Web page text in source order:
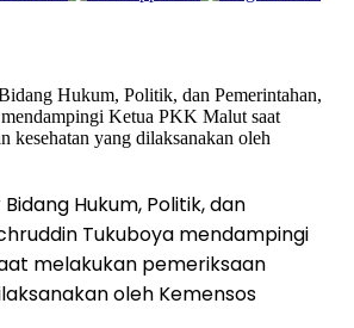
Hukum, Politik, dan
Tukuboya mendampingi
melakukan pemeriksaan
oleh Kemensos